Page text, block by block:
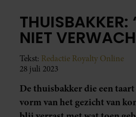
THUISBAKKER:
NIET
Tekst: Redactie Royalty Online
28 juli 2023
De thuisbakker die een
vorm van het gezicht van